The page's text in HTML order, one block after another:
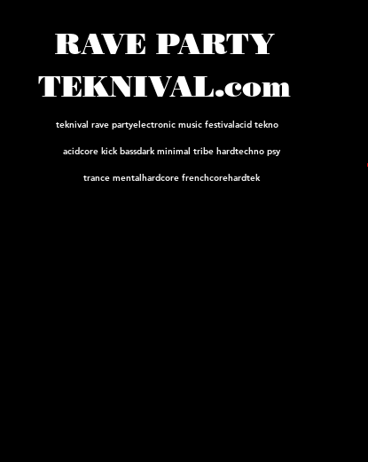
RAVE PARTY
TEKNIVAL.com
teknival rave partyelectronic music festivalacid tekno
acidcore kick bassdark minimal tribe hardtechno psy
trance mentalhardcore frenchcorehardtek